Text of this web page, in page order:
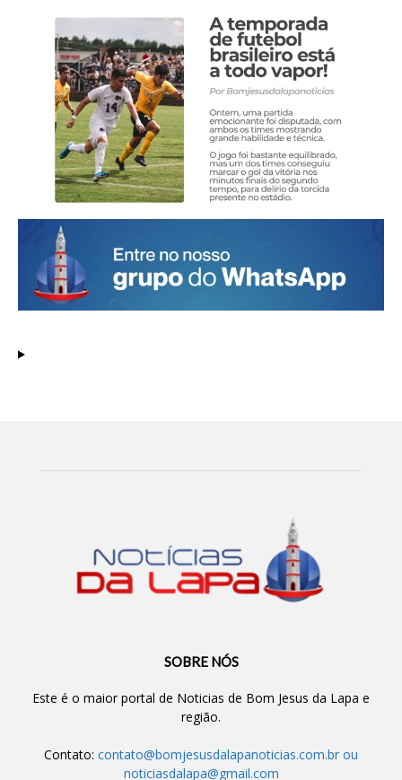
SOBRE NÓS
Este é o maior portal de Noticias de Bom Jesus da Lapa e
região.
Contato: contato@bomjesusdalapanoticias.com.br ou
noticiasdalapa@gmail.com